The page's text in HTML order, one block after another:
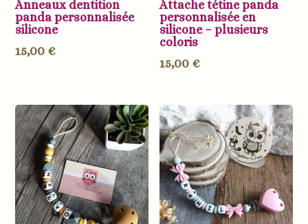
Anneaux dentition
panda personnalisée
silicone
15,00 €
Attache tétine panda
personnalisée en
silicone – plusieurs
coloris
15,00 €